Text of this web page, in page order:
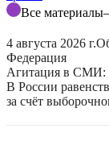
Все материалы
4 августа 2026 г.
Федерация
Агитация в СМИ:
В России
за счёт